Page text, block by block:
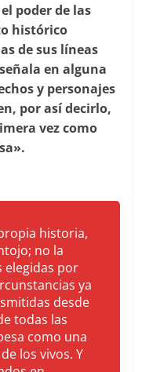
poder de las
histórico
de sus líneas
en alguna
y personajes
por así decirlo,
vez como
historia,
no la
elegidas por
ya
desde
todas las
como una
los vivos. Y